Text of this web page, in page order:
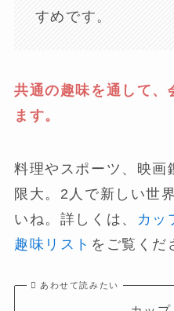
すめです。
共通の趣味を通して、
ます。
料理やスポーツ、映画
限大。2人で新しい世
いね。詳しくは、
カッ
趣味リスト をご覧くだ
あわせて読みたい